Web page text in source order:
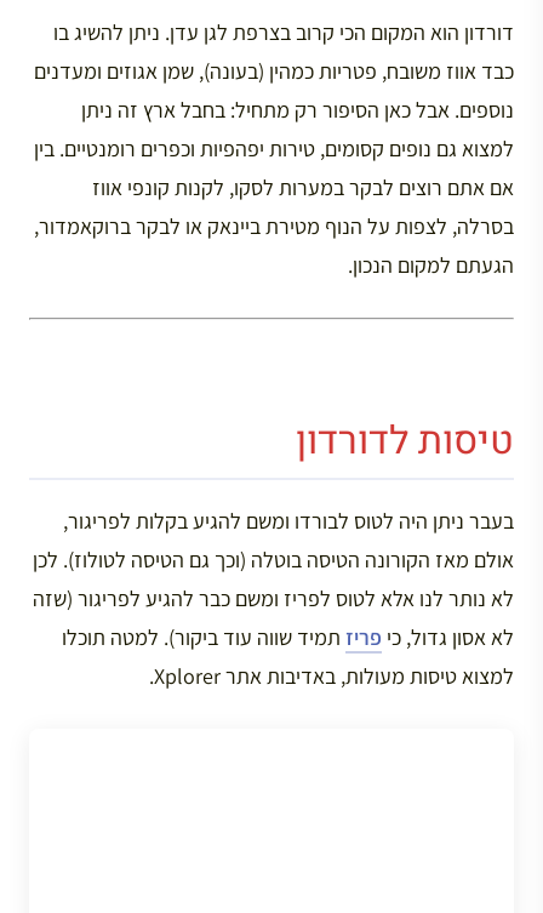
דורדון הוא המקום הכי קרוב בצרפת לגן עדן. ניתן להשיג בו
כבד אווז משובח, פטריות כמהין (בעונה), שמן אגוזים ומעדנים
נוספים. אבל כאן הסיפור רק מתחיל: בחבל ארץ זה ניתן
למצוא גם נופים קסומים, טירות יפהפיות וכפרים רומנטיים. בין
אם אתם רוצים לבקר במערות לסקו, לקנות קונפי אווז
בסרלה, לצפות על הנוף מטירת ביינאק או לבקר ברוקאמדור,
הגעתם למקום הנכון.
טיסות לדורדון
בעבר ניתן היה לטוס לבורדו ומשם להגיע בקלות לפריגור,
אולם מאז הקורונה הטיסה בוטלה (וכך גם הטיסה לטולוז). לכן
לא נותר לנו אלא לטוס לפריז ומשם כבר להגיע לפריגור (שזה
לא אסון גדול, כי פריז תמיד שווה עוד ביקור). למטה תוכלו
למצוא טיסות מעולות, באדיבות אתר Xplorer.